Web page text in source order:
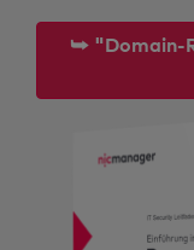
⮩ "Domain-